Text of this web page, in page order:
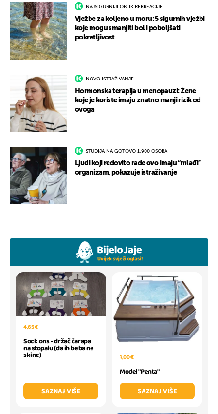
NAJSIGURNIJI OBLIK REKREACIJE
Vježbe za koljeno u moru: 5 sigurnih vježbi
koje mogu smanjiti bol i poboljšati
pokretljivost
NOVO ISTRAŽIVANJE
Hormonska terapija u menopauzi: Žene
koje je koriste imaju znatno manji rizik od
ovoga
STUDIJA NA GOTOVO 1.900 OSOBA
Ljudi koji redovito rade ovo imaju “mlađi”
organizam, pokazuje istraživanje
4,65 €
Sock ons - držač čarapa
na stopalu (da ih beba ne
skine)
SAZNAJ VIŠE
1,00 €
Model "Penta"
SAZNAJ VIŠE